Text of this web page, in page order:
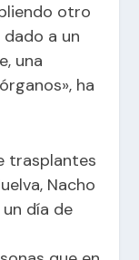
otro
dado a un
una
ha
trasplantes
Nacho
día de